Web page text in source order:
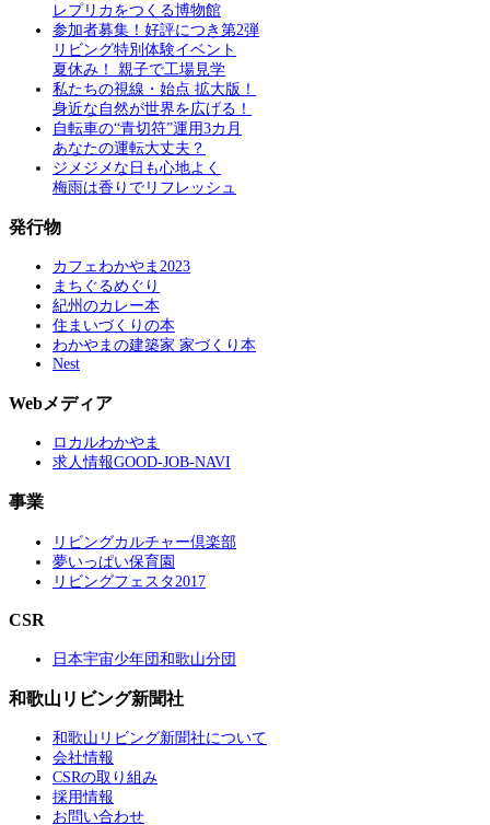
レプリカをつくる博物館
参加者募集！好評につき第2弾
リビング特別体験イベント
夏休み！ 親子で工場見学
私たちの視線・始点 拡大版！
身近な自然が世界を広げる！
自転車の“青切符”運用3カ月
あなたの運転大丈夫？
ジメジメな日も心地よく
梅雨は香りでリフレッシュ
発行物
カフェわかやま2023
まちぐるめぐり
紀州のカレー本
住まいづくりの本
わかやまの建築家 家づくり本
Nest
Webメディア
ロカルわかやま
求人情報GOOD-JOB-NAVI
事業
リビングカルチャー倶楽部
夢いっぱい保育園
リビングフェスタ2017
CSR
日本宇宙少年団和歌山分団
和歌山リビング新聞社
和歌山リビング新聞社について
会社情報
CSRの取り組み
採用情報
お問い合わせ